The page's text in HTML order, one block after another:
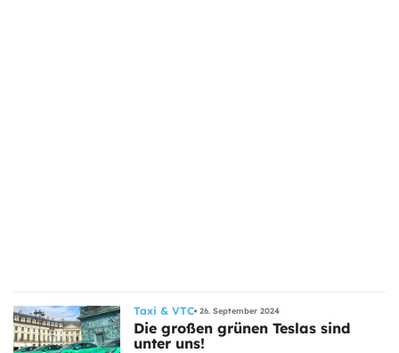
Taxi & VTC 26. September 2024
Die großen grünen Teslas sind
unter uns!